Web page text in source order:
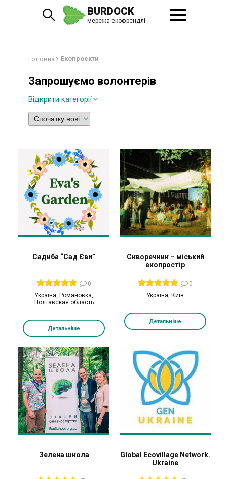
BURDOCK
мережа екофрендлі
Головна Екопроекти
Запрошуємо волонтерів
Відкрити категорії
Садиба “Сад Єви”
0
Україна, Романовка,
Полтавская область
Детальніше
Скворечник – міський
екопростір
0
Україна, Київ
Детальніше
Зелена школа
Global Ecovillage Network.
Ukraine